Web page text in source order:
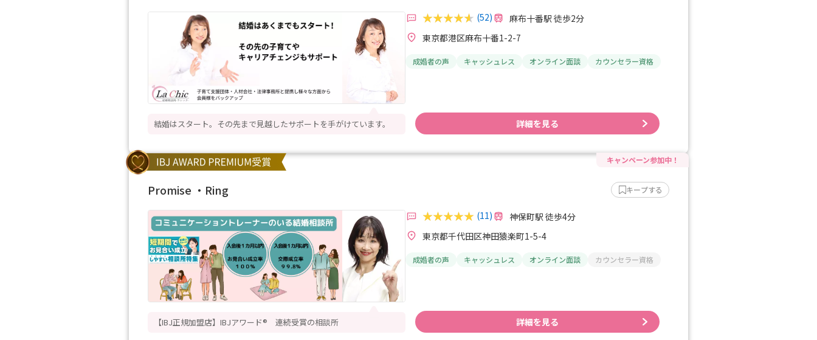
結婚はスタート。その先まで見越したサポートを手がけています。
(52)
麻布十番駅 徒歩2分
東京都港区麻布十番1-2-7
成婚者の声 キャッシュレス オンライン面談 カウンセラー資格
詳細を見る
Promise ・Ring キープする
【IBJ正規加盟店】IBJアワード® 連続受賞の相談所
(11)
神保町駅 徒歩4分
東京都千代田区神田猿楽町1-5-4
成婚者の声 キャッシュレス オンライン面談 カウンセラー資格
詳細を見る